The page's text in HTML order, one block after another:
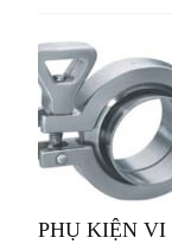
PHỤ KIỆN VI